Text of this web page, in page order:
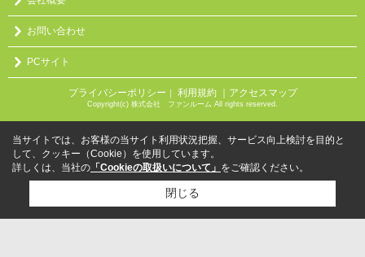
お問い合わせ
PCサイト
プライバシーポリシー ｜ 利用規約 ｜アクセスマップ
Copyright(c) 株式会社 ファンルーム All rights reserved.
当サイトでは、お客様の当サイト利用状況把握、サービス向上検討を目的と
して、クッキー（Cookie）を使用しています。
詳しくは、当社の 「Cookieの取扱いについて」 をご確認ください。
閉じる